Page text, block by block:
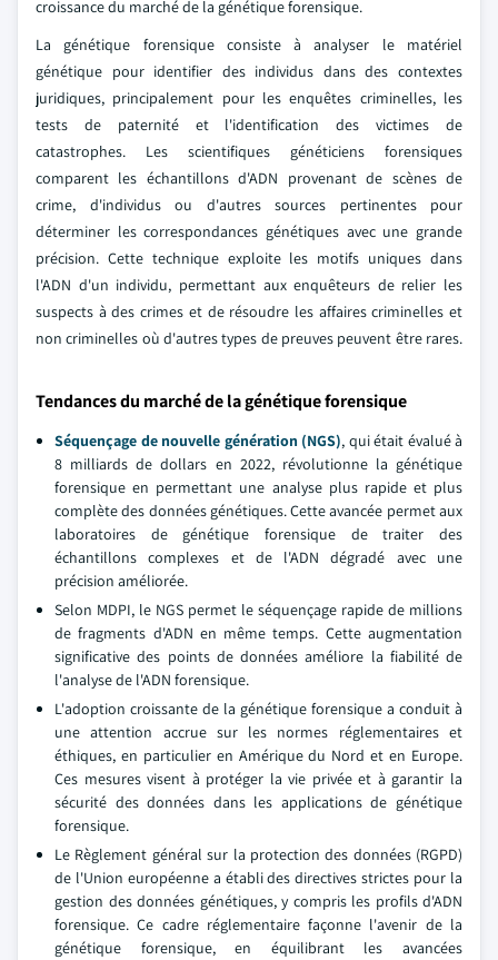
croissance du marché de la génétique forensique.
La génétique forensique consiste à analyser le matériel
génétique pour identifier des individus dans des contextes
juridiques, principalement pour les enquêtes criminelles, les
tests de paternité et l'identification des victimes de
catastrophes. Les scientifiques généticiens forensiques
comparent les échantillons d'ADN provenant de scènes de
crime, d'individus ou d'autres sources pertinentes pour
déterminer les correspondances génétiques avec une grande
précision. Cette technique exploite les motifs uniques dans
l'ADN d'un individu, permettant aux enquêteurs de relier les
suspects à des crimes et de résoudre les affaires criminelles et
non criminelles où d'autres types de preuves peuvent être rares.
Tendances du marché de la génétique forensique
Séquençage de nouvelle génération (NGS), qui était évalué à
8 milliards de dollars en 2022, révolutionne la génétique
forensique en permettant une analyse plus rapide et plus
complète des données génétiques. Cette avancée permet aux
laboratoires de génétique forensique de traiter des
échantillons complexes et de l'ADN dégradé avec une
précision améliorée.
Selon MDPI, le NGS permet le séquençage rapide de millions
de fragments d'ADN en même temps. Cette augmentation
significative des points de données améliore la fiabilité de
l'analyse de l'ADN forensique.
L'adoption croissante de la génétique forensique a conduit à
une attention accrue sur les normes réglementaires et
éthiques, en particulier en Amérique du Nord et en Europe.
Ces mesures visent à protéger la vie privée et à garantir la
sécurité des données dans les applications de génétique
forensique.
Le Règlement général sur la protection des données (RGPD)
de l'Union européenne a établi des directives strictes pour la
gestion des données génétiques, y compris les profils d'ADN
forensique. Ce cadre réglementaire façonne l'avenir de la
génétique forensique, en équilibrant les avancées